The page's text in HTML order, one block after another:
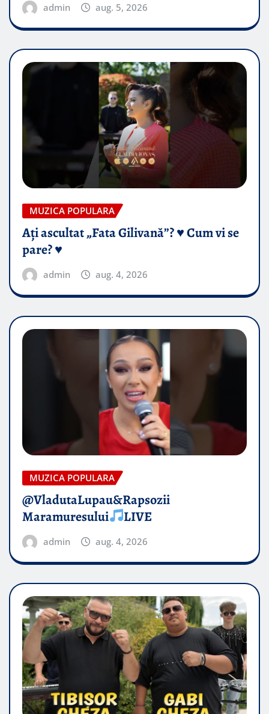
admin aug. 5, 2026
MUZICA POPULARA
Ați ascultat „Fata Gilivană”? ♥️ Cum vi se
pare? ♥️
admin aug. 4, 2026
MUZICA POPULARA
@VladutaLupau&Rapsozii
Maramuresului
LIVE
admin aug. 4, 2026